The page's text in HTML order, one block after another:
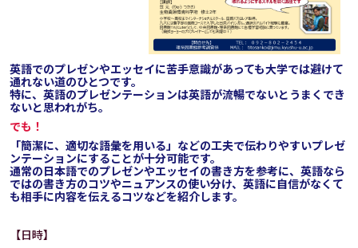
英語でのプレゼンやエッセイに苦手意識があっても大学では避けて
通れない道のひとつです。
特に、英語のプレゼンテーションは英語が流暢でないとうまくでき
ないと思われがち。
でも！
「簡潔に、適切な語彙を用いる」などの工夫で伝わりやすいプレゼ
ンテーションにすることが十分可能です。
通常の日本語でのプレゼンやエッセイの書き方を参考に、英語なら
ではの書き方のコツやニュアンスの使い分け、英語に自信がなくて
も相手に内容を伝えるコツなどを紹介します。
【日時】